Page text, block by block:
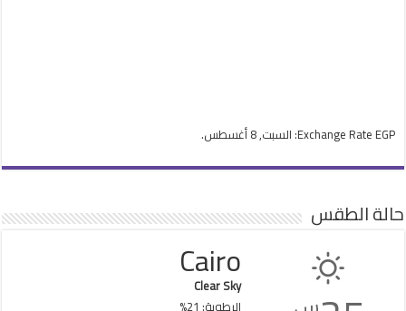
Exchange Rate EGP : السبت, 8 أغسطس.
حالة الطقس
Cairo
Clear Sky